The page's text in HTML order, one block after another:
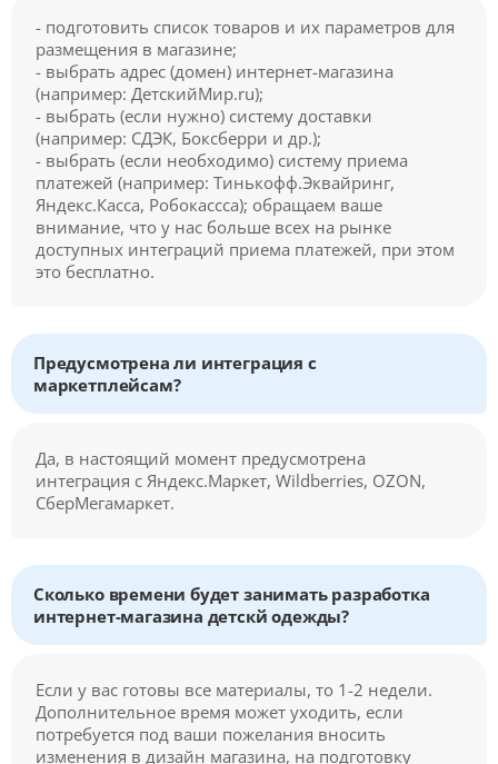
- подготовить список товаров и их параметров для
размещения в магазине;
- выбрать адрес (домен) интернет-магазина
(например: ДетскийМир.ru);
- выбрать (если нужно) систему доставки
(например: СДЭК, Боксберри и др.);
- выбрать (если необходимо) систему приема
платежей (например: Тинькофф.Эквайринг,
Яндекс.Касса, Робокассса); обращаем ваше
внимание, что у нас больше всех на рынке
доступных интеграций приема платежей, при этом
это бесплатно.
Предусмотрена ли интеграция с
маркетплейсам?
Да, в настоящий момент предусмотрена
интеграция с Яндекс.Маркет, Wildberries, OZON,
СберМегамаркет.
Сколько времени будет занимать разработка
интернет-магазина детскй одежды?
Если у вас готовы все материалы, то 1-2 недели.
Дополнительное время может уходить, если
потребуется под ваши пожелания вносить
изменения в дизайн магазина, на подготовку